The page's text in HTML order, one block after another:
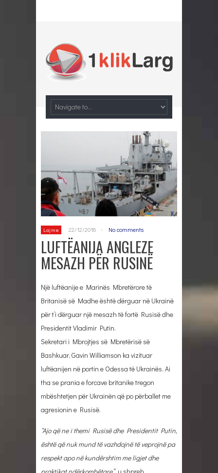
Lajme 22/12/2018 - No comments
LUFTËANIJA ANGLEZE
MESAZH PËR RUSINË
Një luftëanije e Marinës Mbretërore të
Britanisë së Madhe është dërguar në Ukrainë
për t’i dërguar një mesazh të fortë Rusisë dhe
Presidentit Vladimir Putin.
Sekretari i Mbrojtjes së Mbretërisë së
Bashkuar, Gavin Williamson ka vizituar
luftëanijen në portin e Odessa të Ukrainës. Ai
tha se prania e forcave britanike tregon
mbështetjen për Ukrainën që po përballet me
agresionin e Rusisë.
“Ajo që ne i themi Rusisë dhe Presidentit Putin,
është që nuk mund të vazhdojnë të veprojnë pa
respekt apo në kundërshtim me ligjet dhe